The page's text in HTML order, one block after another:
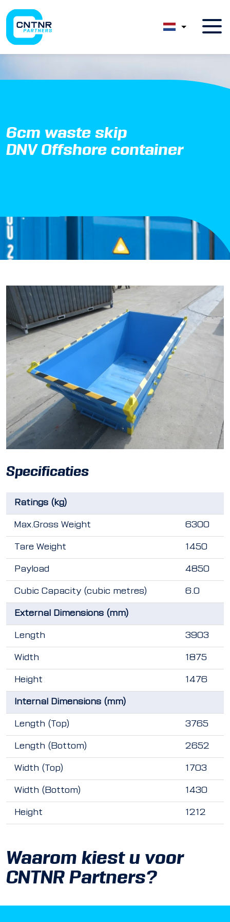
6cm waste skip
DNV Offshore container
Specificaties
Ratings (kg)
Max.Gross Weight 6300
Tare Weight 1450
Payload 4850
Cubic Capacity (cubic metres) 6.0
External Dimensions (mm)
Length 3903
Width 1875
Height 1476
Internal Dimensions (mm)
Length (Top) 3765
Length (Bottom) 2652
Width (Top) 1703
Width (Bottom) 1430
Height 1212
Waarom kiest u voor
CNTNR Partners?